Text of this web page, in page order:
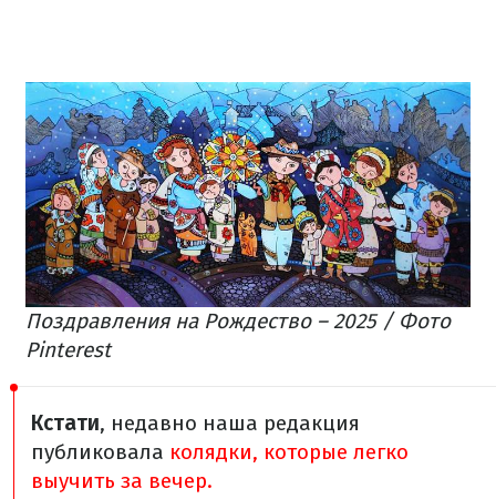
Поздравления на Рождество – 2025 / Фото
Pinterest
Кстати, недавно наша редакция
публиковала колядки, которые легко
выучить за вечер.